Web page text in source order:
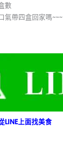
數
氣帶四盒回家嗎~~~
LINE上面找美食